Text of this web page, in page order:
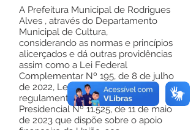
A Prefeitura Municipal de Rodrigues
Alves , através do Departamento
Municipal de Cultura,
considerando as normas e princípios
alicerçados e dá outras providências
assim como a Lei Federal
Complementar Nº 195, de 8 de julho
de 2022, Lei Paulo Gustavo,
regulamentada pelo Decreto
Presidencial Nº 11.525, de 11 de maio
de 2023 que dispõe sobre o apoio